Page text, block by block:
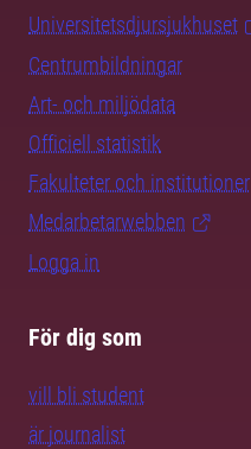
Universitetsdjursjukhuset
Centrumbildningar
Art- och miljödata
Officiell statistik
Fakulteter och institutioner
Medarbetarwebben
Logga in
För dig som
vill bli student
är journalist